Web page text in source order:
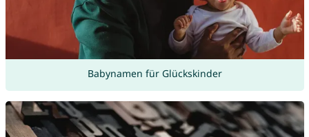
Babynamen für Glückskinder